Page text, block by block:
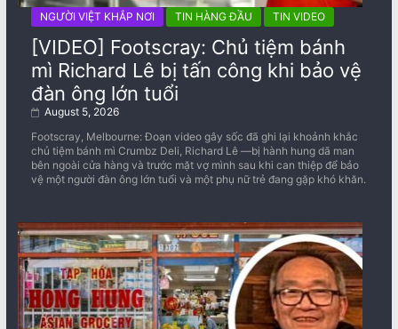
NGƯỜI VIỆT KHẮP NƠI TIN HÀNG ĐẦU TIN VIDEO
[VIDEO] Footscray: Chủ tiệm bánh
mì Richard Lê bị tấn công khi bảo vệ
đàn ông lớn tuổi
August 5, 2026
Footscray, Melbourne: Đoạn video gây sốc đã ghi lại khoảnh khắc
chủ tiệm bánh mì Crumbz Deli, Richard Lê —bị hành hung dã man
bên ngoài cửa hàng và trước mặt vợ mình sau khi can thiệp để bảo
vệ một người đàn ông lớn tuổi và một phụ nữ trẻ đang gặp khó khăn.